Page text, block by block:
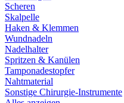
Scheren
Skalpelle
Haken & Klemmen
Wundnadeln
Nadelhalter
Spritzen & Kanülen
Tamponadestopfer
Nahtmaterial
Sonstige Chirurgie-Instrumente